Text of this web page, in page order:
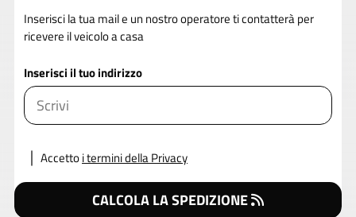
Inserisci la tua mail e un nostro operatore ti contatterà per
ricevere il veicolo a casa
Inserisci il tuo indirizzo
Accettoi termini della Privacy
CALCOLA LA SPEDIZIONE